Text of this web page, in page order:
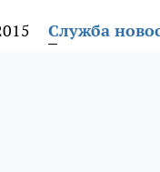
Служба